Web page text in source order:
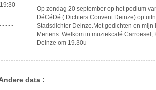
19:30
Op zondag 20 september op het podium
DéCéDé ( Dichters Convent Deinze) op
Stadsdichter Deinze.Met gedichten en mijn
Mertens. Welkom in muziekcafé Carroesel,
Deinze om 19.30u
data :